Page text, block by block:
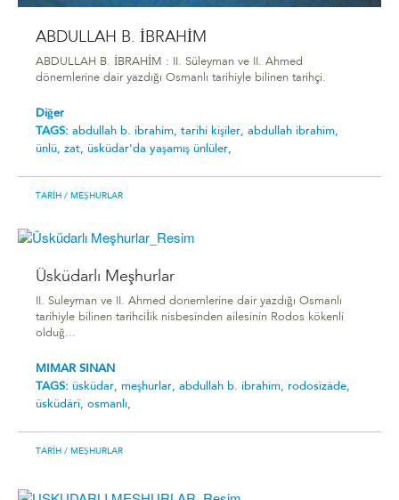
ABDULLAH B. İBRAHİM
ABDULLAH B. İBRAHİM : II. Süleyman ve II. Ahmed
dönemlerine dair yazdığı Osmanlı tarihiyle bilinen tarihçi.
Diğer
TAGS: abdullah b. i̇brahi̇m, tarihi kişiler, abdullah ibrahim,
ünlü, zat, üsküdar'da yaşamış ünlüler,
TARIH / MEŞHURLAR
Üsküdarlı Meşhurlar
II. Suleyman ve II. Ahmed donemlerine dair yazdığı Osmanlı
tarihiyle bilinen tarihciİik nisbesinden ailesinin Rodos kökenli
olduğ...
MIMAR SINAN
TAGS: üsküdar, meşhurlar, abdullah b. i̇brahi̇m, rodosîzâde,
üsküdârî, osmanlı,
TARIH / MEŞHURLAR